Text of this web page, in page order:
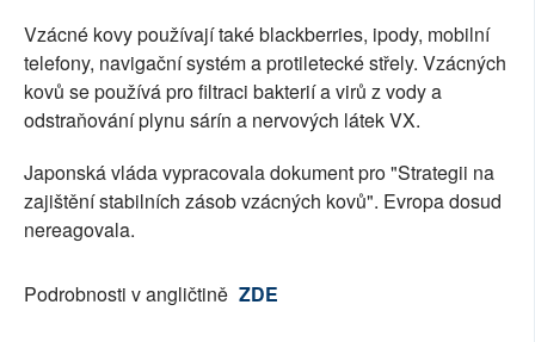
Vzácné kovy používají také blackberries, ipody, mobilní
telefony, navigační systém a protiletecké střely. Vzácných
kovů se používá pro filtraci bakterií a virů z vody a
odstraňování plynu sárín a nervových látek VX.
Japonská vláda vypracovala dokument pro "Strategii na
zajištění stabilních zásob vzácných kovů". Evropa dosud
nereagovala.
Podrobnosti v angličtině ZDE